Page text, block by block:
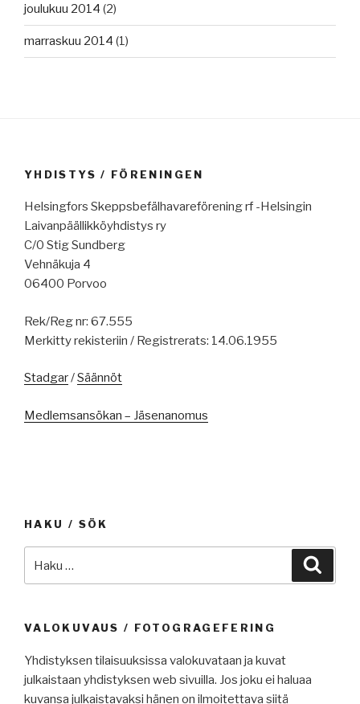
joulukuu 2014 (2)
marraskuu 2014 (1)
YHDISTYS / FÖRENINGEN
Helsingfors Skeppsbefälhavareförening rf -Helsingin
Laivanpäällikköyhdistys ry
C/0 Stig Sundberg
Vehnäkuja 4
06400 Porvoo
Rek/Reg nr: 67.555
Merkitty rekisteriin / Registrerats: 14.06.1955
Stadgar/Säännöt
Medlemsansökan – Jäsenanomus
HAKU / SÖK
VALOKUVAUS / FOTOGRAGEFERING
Yhdistyksen tilaisuuksissa valokuvataan ja kuvat
julkaistaan yhdistyksen web sivuilla. Jos joku ei haluaa
kuvansa julkaistavaksi hänen on ilmoitettava siitä